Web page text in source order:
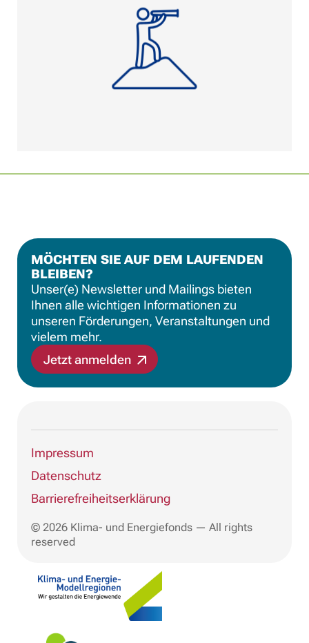
MÖCHTEN SIE AUF DEM LAUFENDEN
BLEIBEN?
Unser(e) Newsletter und Mailings bieten
Ihnen alle wichtigen Informationen zu
unseren Förderungen, Veranstaltungen und
vielem mehr.
Jetzt anmelden
Impressum
Datenschutz
Barrierefreiheitserklärung
© 2026 Klima- und Energiefonds — All rights
reserved